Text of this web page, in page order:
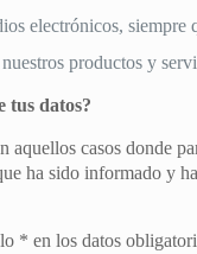
electrónicos, siempre
productos y
tus datos?
aquellos casos donde
ha sido informado y
* en los datos